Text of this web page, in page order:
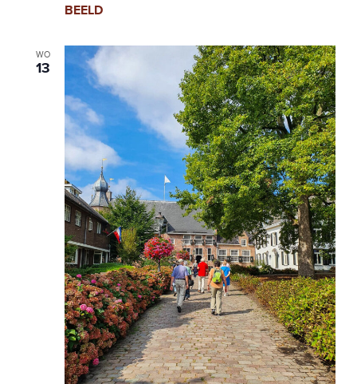
E
N
W
E
E
R
G
E
V
E
N
A
T
I
E
BEELD
WO
13